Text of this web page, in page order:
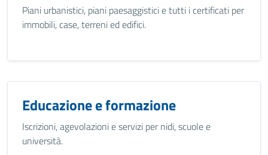
Piani urbanistici, piani paesaggistici e tutti i certificati per
immobili, case, terreni ed edifici.
Educazione e formazione
Iscrizioni, agevolazioni e servizi per nidi, scuole e
università.